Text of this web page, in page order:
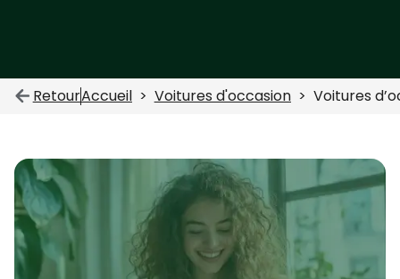
RetourAccueil Voitures d'occasion Voitures